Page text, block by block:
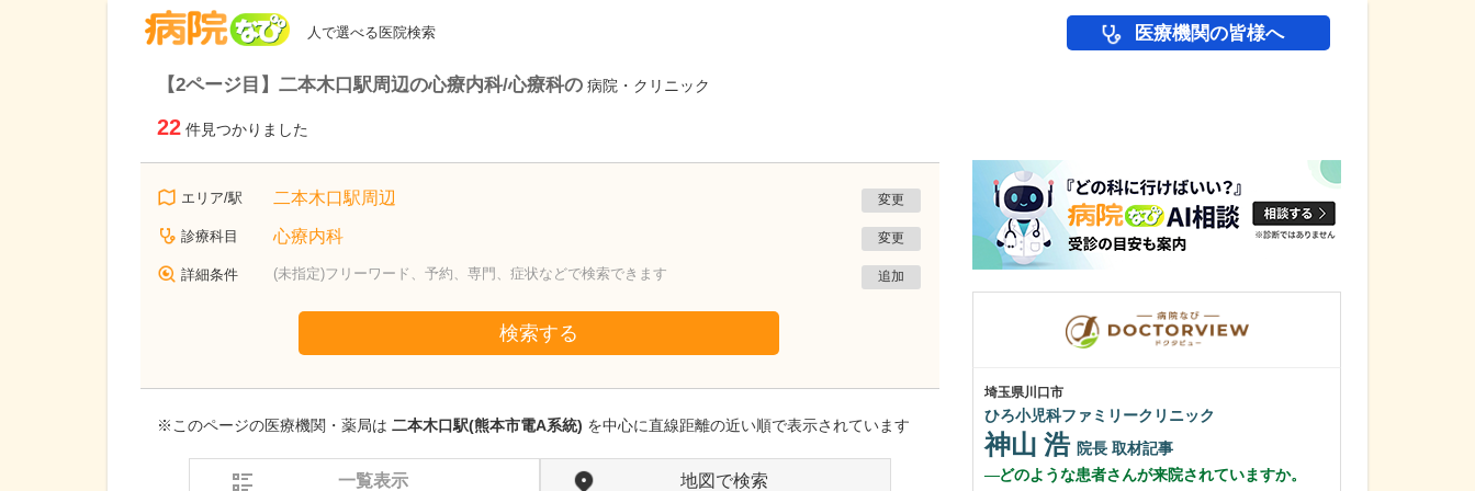
人で選べる医院検索 医療機関の皆様へ
【2ページ目】二本木口駅周辺の心療内科/心療科の 病院・クリニック
22 件見つかりました
エリア/駅 二本木口駅周辺 変更
診療科目 心療内科 変更
詳細条件 (未指定)フリーワード、予約、専門、症状などで検索できます 追加
検索する
※このページの医療機関・薬局は 二本木口駅(熊本市電A系統) を中心に直線距離の近い順で表示されています
一覧表示 地図で検索
熊本県熊本市南区
たかしお内科ハートクリニック
大学病院で要職を担ってきた先生が開業を決め
埼玉県川口市
ひろ小児科ファミリークリニック
神山 浩 院長 取材記事
どのような患者さんが来院されていますか。